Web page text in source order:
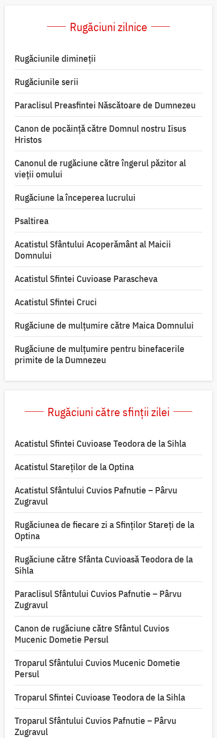
Rugăciuni zilnice
Rugăciunile dimineții
Rugăciunile serii
Paraclisul Preasfintei Născătoare de Dumnezeu
Canon de pocăință către Domnul nostru Iisus
Hristos
Canonul de rugăciune către îngerul păzitor al
vieții omului
Rugăciune la începerea lucrului
Psaltirea
Acatistul Sfântului Acoperământ al Maicii
Domnului
Acatistul Sfintei Cuvioase Parascheva
Acatistul Sfintei Cruci
Rugăciune de mulţumire către Maica Domnului
Rugăciune de mulțumire pentru binefacerile
primite de la Dumnezeu
Rugăciuni către sfinții zilei
Acatistul Sfintei Cuvioase Teodora de la Sihla
Acatistul Stareţilor de la Optina
Acatistul Sfântului Cuvios Pafnutie – Pârvu
Zugravul
Rugăciunea de fiecare zi a Sfinților Stareți de la
Optina
Rugăciune către Sfânta Cuvioasă Teodora de la
Sihla
Paraclisul Sfântului Cuvios Pafnutie – Pârvu
Zugravul
Canon de rugăciune către Sfântul Cuvios
Mucenic Dometie Persul
Troparul Sfântului Cuvios Mucenic Dometie
Persul
Troparul Sfintei Cuvioase Teodora de la Sihla
Troparul Sfântului Cuvios Pafnutie – Pârvu
Zugravul